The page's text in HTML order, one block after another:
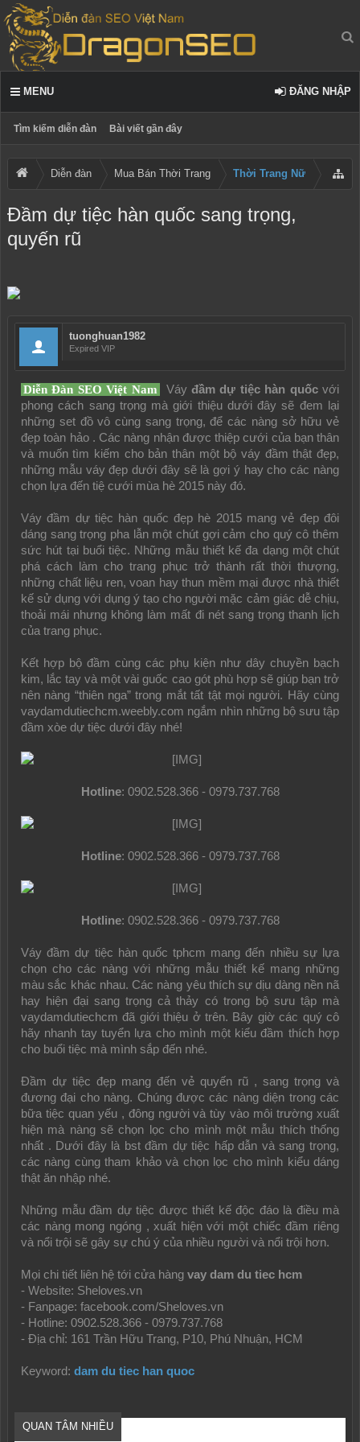
Tìm kiếm diễn đàn Bài viết gần đây
MENU ĐĂNG NHẬP
Diễn đàn Mua Bán Thời Trang Thời Trang Nữ
Đầm dự tiệc hàn quốc sang trọng,
quyến rũ
tuonghuan1982
Expired VIP
Diễn Đàn SEO Việt Nam Váy đầm dự tiệc hàn quốcvới
phong cách sang trọng mà giới thiệu dưới đây sẽ đem lại
những set đồ vô cùng sang trọng, để các nàng sở hữu vẻ
đẹp toàn hảo . Các nàng nhận được thiệp cưới của bạn thân
và muốn tìm kiếm cho bản thân một bộ váy đầm thật đẹp,
những mẫu váy đẹp dưới đây sẽ là gợi ý hay cho các nàng
chọn lựa đến tiệ cưới mùa hè 2015 này đó.
Váy đầm dự tiệc hàn quốc đẹp hè 2015 mang vẻ đẹp đôi
dáng sang trọng pha lẫn một chút gợi cảm cho quý cô thêm
sức hút tại buổi tiệc. Những mẫu thiết kế đa dạng một chút
phá cách làm cho trang phục trở thành rất thời thượng,
những chất liệu ren, voan hay thun mềm mại được nhà thiết
kế sử dụng với dụng ý tạo cho người mặc cảm giác dễ chịu,
thoải mái nhưng không làm mất đi nét sang trọng thanh lịch
của trang phục.
Kết hợp bộ đầm cùng các phụ kiện như dây chuyền bạch
kim, lắc tay và một vài guốc cao gót phù hợp sẽ giúp bạn trở
nên nàng “thiên nga” trong mắt tất tật mọi người. Hãy cùng
vaydamdutiechcm.weebly.com ngắm nhìn những bộ sưu tập
đầm xòe dự tiệc dưới đây nhé!
Hotline: 0902.528.366 - 0979.737.768​
Hotline: 0902.528.366 - 0979.737.768​
Hotline: 0902.528.366 - 0979.737.768​
Váy đầm dự tiệc hàn quốc tphcm mang đến nhiều sự lựa
chọn cho các nàng với những mẫu thiết kế mang những
màu sắc khác nhau. Các nàng yêu thích sự dịu dàng nền nã
hay hiện đại sang trọng cả thảy có trong bộ sưu tập mà
vaydamdutiechcm đã giới thiệu ở trên. Bây giờ các quý cô
hãy nhanh tay tuyển lựa cho mình một kiểu đầm thích hợp
cho buổi tiệc mà mình sắp đến nhé.
Đầm dự tiệc đẹp mang đến vẻ quyến rũ , sang trọng và
đương đại cho nàng. Chúng được các nàng diện trong các
bữa tiệc quan yếu , đông người và tùy vào môi trường xuất
hiện mà nàng sẽ chọn lọc cho mình một mẫu thích thống
nhất . Dưới đây là bst đầm dự tiệc hấp dẫn và sang trọng,
các nàng cùng tham khảo và chọn lọc cho mình kiểu dáng
thật ăn nhập nhé.
Những mẫu đầm dự tiệc được thiết kế độc đáo là điều mà
các nàng mong ngóng , xuất hiện với một chiếc đầm riêng
và nổi trội sẽ gây sự chú ý của nhiều người và nổi trội hơn.
Mọi chi tiết liên hệ tới cửa hàng vay dam du tiec hcm
- Website: Sheloves.vn
- Fanpage: facebook.com/Sheloves.vn
- Hotline: 0902.528.366 - 0979.737.768
- Ðịa chỉ: 161 Trần Hữu Trang, P10, Phú Nhuận, HCM
Keyword: dam du tiec han quoc
QUAN TÂM NHIỀU